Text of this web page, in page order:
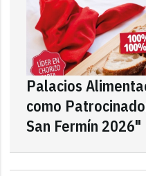
Palacios
como
San Fermín 2026"